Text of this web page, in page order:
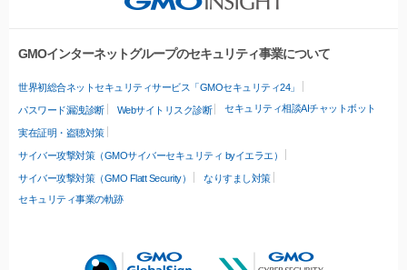
GMOインターネットグループのセキュリティ事業について
世界初総合ネットセキュリティサービス「GMOセキュリティ24」
パスワード漏洩診断 Webサイトリスク診断 セキュリティ相談AIチャットボット
実在証明・盗聴対策
サイバー攻撃対策（GMOサイバーセキュリティ byイエラエ）
サイバー攻撃対策（GMO Flatt Security）
なりすまし対策
セキュリティ事業の軌跡